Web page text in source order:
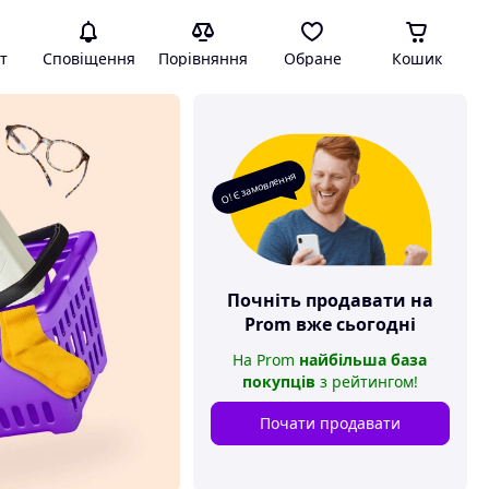
Сповіщення Порівняння Обране Кошик
О! Є замовлення
Почніть продавати на
Prom вже сьогодні
На Prom найбільша база
покупців з рейтингом!
Почати продавати